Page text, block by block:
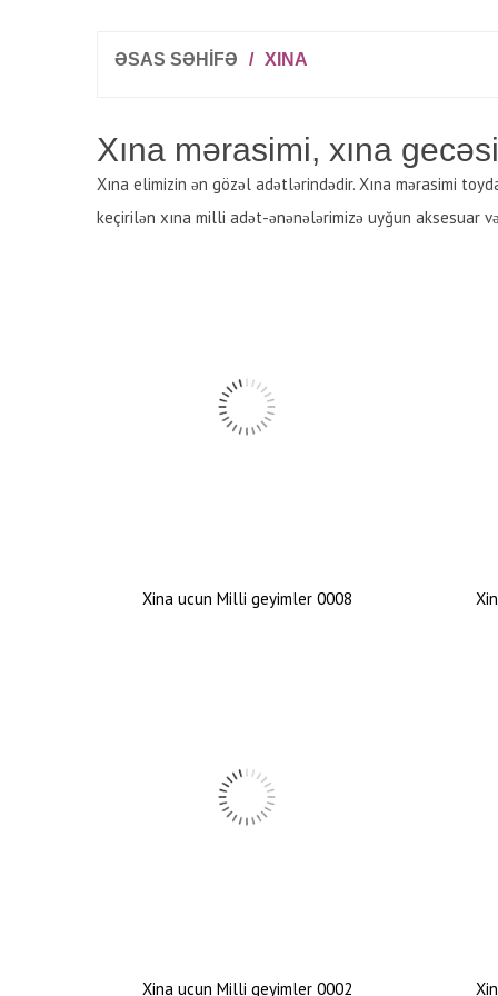
ƏSAS SƏHİFƏ / XINA
Xına mərasimi, xına
Xına elimizin ən gözəl adətlərindədir. Xına mərasimi
keçirilən xına milli adət-ənənələrimizə uyğun aksesuar
Xina ucun Milli geyimler 0008
Xina ucun Milli geyimler 0002